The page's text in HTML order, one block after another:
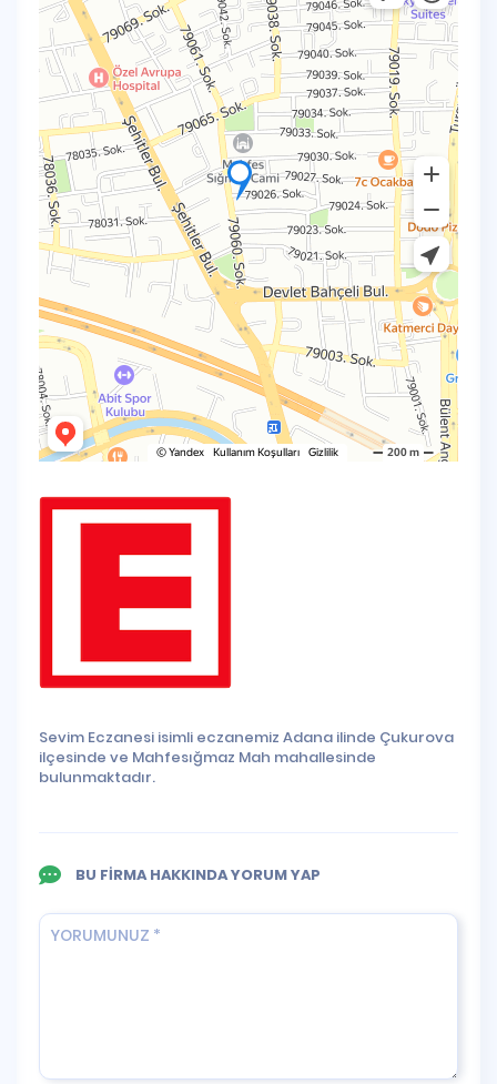
Sevim Eczanesi isimli eczanemiz Adana ilinde Çukurova
ilçesinde ve Mahfesığmaz Mah mahallesinde
bulunmaktadır.
BU FİRMA HAKKINDA YORUM YAP